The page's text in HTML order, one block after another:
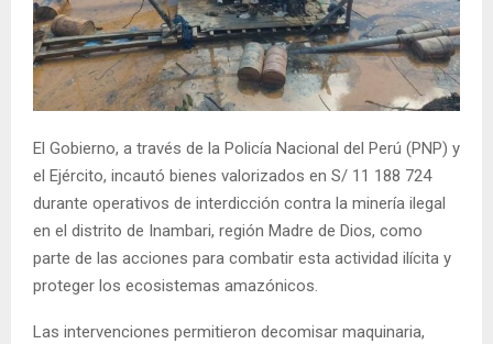
El Gobierno, a través de la Policía Nacional del Perú (PNP) y
el Ejército, incautó bienes valorizados en S/ 11 188 724
durante operativos de interdicción contra la minería ilegal
en el distrito de Inambari, región Madre de Dios, como
parte de las acciones para combatir esta actividad ilícita y
proteger los ecosistemas amazónicos.
Las intervenciones permitieron decomisar maquinaria,